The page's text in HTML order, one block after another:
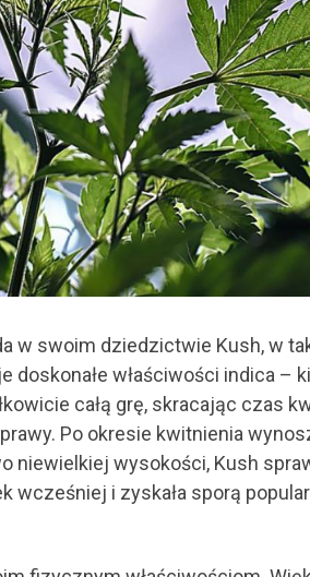
w swoim dziedzictwie Kush, w
właściwości indica –
całą grę, skracając czas
Po okresie kwitnienia
wysokości, Kush
wcześniej i zyskała sporą